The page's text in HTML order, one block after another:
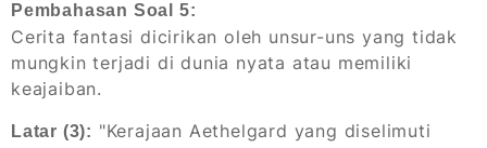
Pembahasan Soal 5:
Cerita fantasi dicirikan oleh unsur-uns yang tidak
mungkin terjadi di dunia nyata atau memiliki
keajaiban.
Latar (3): "Kerajaan Aethelgard yang diselimuti